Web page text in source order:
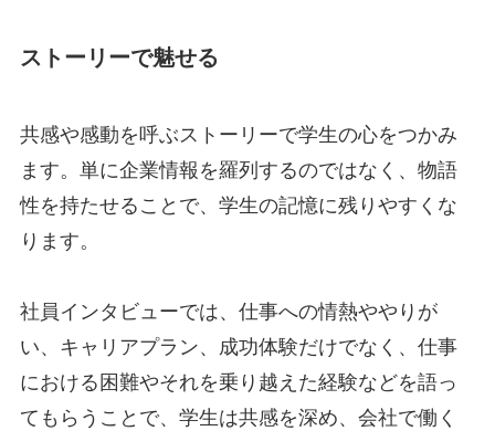
ストーリーで魅せる
共感や感動を呼ぶストーリーで学生の心をつかみ
ます。単に企業情報を羅列するのではなく、物語
性を持たせることで、学生の記憶に残りやすくな
ります。
社員インタビューでは、仕事への情熱ややりが
い、キャリアプラン、成功体験だけでなく、仕事
における困難やそれを乗り越えた経験などを語っ
てもらうことで、学生は共感を深め、会社で働く